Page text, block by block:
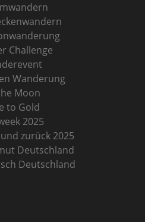
Challenge
Wanderung
Moon
to Gold
2025
zurück 2025
Deutschland
Deutschland